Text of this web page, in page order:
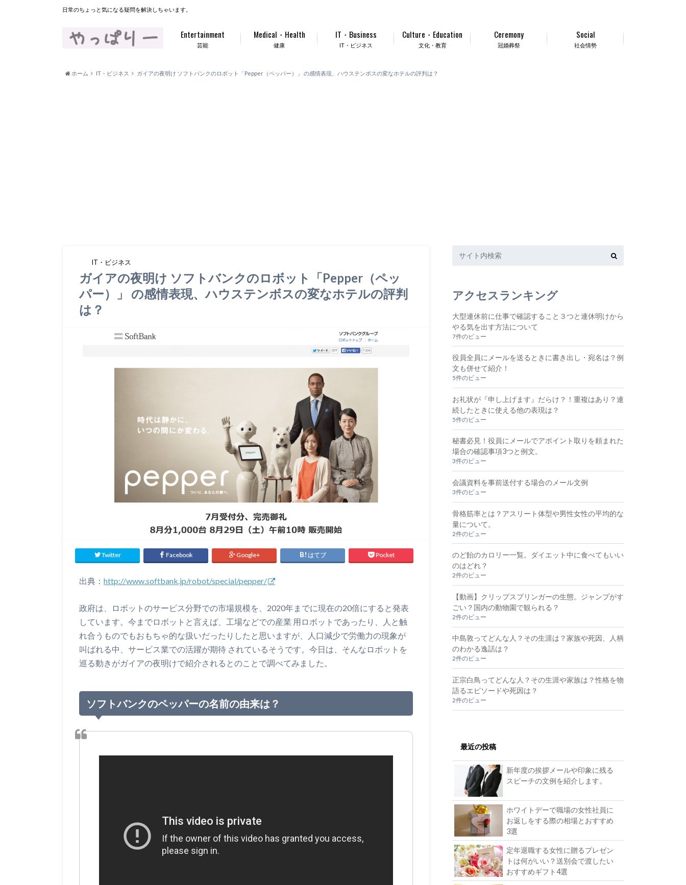
日常のちょっと気になる疑問を解決しちゃいます。
芸能
Entertainment
健康
Medical・Health
IT・ビジネス
IT・Business
文化・教育
Culture・Education
冠婚葬祭
Ceremony
社会情勢
Social
ホーム IT・ビジネス ガイアの夜明け ソフトバンクのロボット「Pepper（ペッパー）」 の感情表現、ハウステンボスの変なホテルの評判は？
IT・ビジネス
ガイアの夜明け ソフトバンクのロボット「Pepper（ペッ
パー）」 の感情表現、ハウステンボスの変なホテルの評判
は？
Twitter Facebook Google+ はてブ Pocket
出典： http://www.softbank.jp/robot/special/pepper/
政府は、ロボットのサービス分野での市場規模を、2020年までに現在の20倍にすると発表
しています。今までロボットと言えば、工場などでの産業 用ロボットであったり、人と触
れ合うものでもおもちゃ的な扱いだったりしたと思いますが、人口減少で労働力の現象が
叫ばれる中、サービス業での活躍が期待 されているそうです。今日は、そんなロボットを
巡る動きがガイアの夜明けで紹介されるとのことで調べてみました。
ソフトバンクのペッパーの名前の由来は？
アクセスランキング
大型連休前に仕事で確認すること３つと連休明けから
やる気を出す方法について
7件のビュー
役員全員にメールを送るときに書き出し・宛名は？例
文も併せて紹介！
5件のビュー
お礼状が『申し上げます』だらけ？！重複はあり？連
続したときに使える他の表現は？
5件のビュー
秘書必見！役員にメールでアポイント取りを頼まれた
場合の確認事項3つと例文。
3件のビュー
会議資料を事前送付する場合のメール文例
3件のビュー
骨格筋率とは？アスリート体型や男性女性の平均的な
量について。
2件のビュー
のど飴のカロリー一覧。ダイエット中に食べてもいい
のはどれ？
2件のビュー
【動画】クリップスプリンガーの生態。ジャンプがす
ごい？国内の動物園で観られる？
2件のビュー
中島敦ってどんな人？その生涯は？家族や死因、人柄
のわかる逸話は？
2件のビュー
正宗白鳥ってどんな人？その生涯や家族は？性格を物
語るエピソードや死因は？
2件のビュー
最近の投稿
新年度の挨拶メールや印象に残る
スピーチの文例を紹介します。
ホワイトデーで職場の女性社員に
お返しをする際の相場とおすすめ
3選
定年退職する女性に贈るプレゼン
トは何がいい？送別会で渡したい
おすすめギフト4選